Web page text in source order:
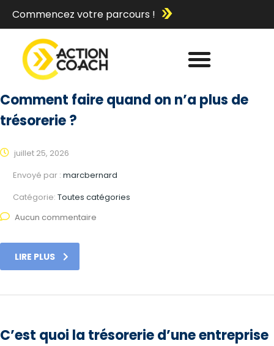
Commencez votre parcours !
Comment faire quand on n’a plus de
trésorerie ?
juillet 25, 2026
Envoyé par : marcbernard
Catégorie: Toutes catégories
Aucun commentaire
LIRE PLUS
C’est quoi la trésorerie d’une entreprise